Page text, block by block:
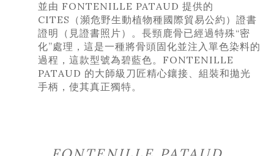
並由 FONTENILLE PATAUD 提供的
CITES（瀕危野生動植物種國際貿易公約）證書
證明（見證書照片）。長頸鹿骨已經過特殊“密
化”處理，這是一種將骨頭固化並注入單色染料的
過程，這款型號為碧藍色。FONTENILLE
PATAUD 的大師級刀匠精心鑲接、組裝和拋光
手柄，使其真正獨特。